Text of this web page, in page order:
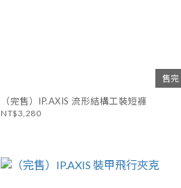
售完
（完售）IP.AXIS 流形結構工裝短褲
NT$3,280